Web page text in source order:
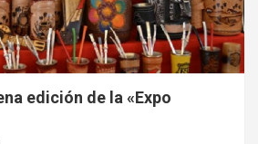
edición de la «Expo